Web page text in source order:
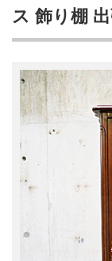
ス 飾り棚